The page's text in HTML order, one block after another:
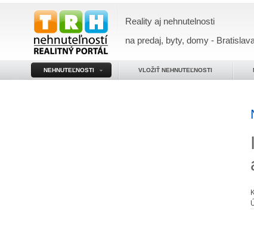
Reality aj nehnutelnosti
na predaj, byty, domy -
NEHNUTEĽNOSTI VLOŽIŤ NEHNUTEĽNOSTI